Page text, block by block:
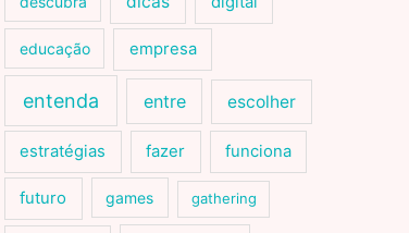
educação empresa
entenda entre escolher
estratégias fazer funciona
futuro games gathering